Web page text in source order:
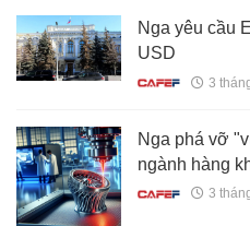
Nga yêu cầu
USD
3
Nga phá vỡ
ngành hàng
học bó tay
3